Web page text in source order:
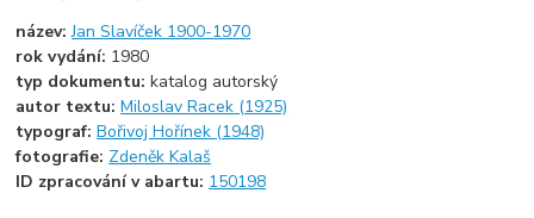
název:Jan Slavíček 1900-1970
rok vydání: 1980
typ dokumentu:katalog autorský
autor textu:Miloslav Racek (1925)
typograf:Bořivoj Hořínek (1948)
fotografie: Zdeněk Kalaš
ID zpracování v abartu: 150198